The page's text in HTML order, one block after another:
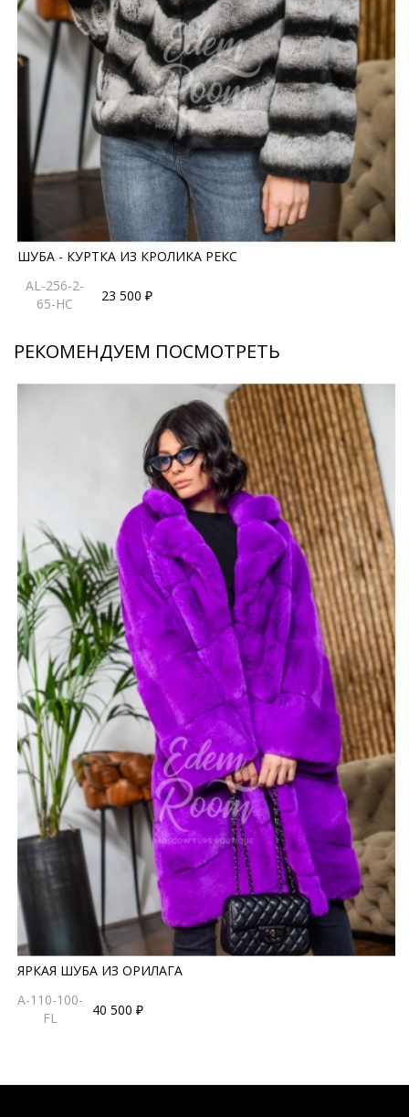
ШУБА - КУРТКА ИЗ КРОЛИКА РЕКС
AL-256-2-
65-HC
23 500 ₽
РЕКОМЕНДУЕМ ПОСМОТРЕТЬ
ЯРКАЯ ШУБА ИЗ ОРИЛАГА
A-110-100-
FL
40 500 ₽